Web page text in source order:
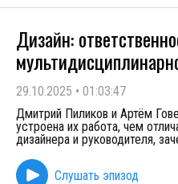
Дизайн:
29.10.2025 • 01:03:47
Дмитрий Пиликов и Артём
устроена их работа, чем
дизайнера и руководителя,
Слушать эпизод